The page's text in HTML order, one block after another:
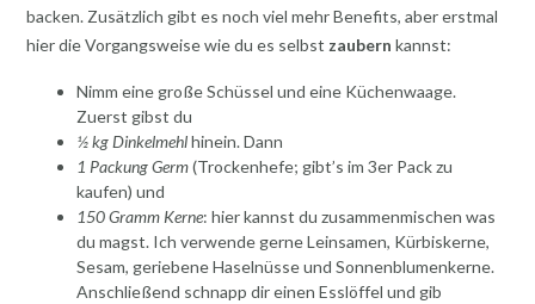
backen. Zusätzlich gibt es noch viel mehr Benefits, aber erstmal
hier die Vorgangsweise wie du es selbst zaubern kannst:
Nimm eine große Schüssel und eine Küchenwaage.
Zuerst gibst du
½ kg Dinkelmehlhinein. Dann
1 Packung Germ(Trockenhefe; gibt’s im 3er Pack zu
kaufen) und
150 Gramm Kerne: hier kannst du zusammenmischen was
du magst. Ich verwende gerne Leinsamen, Kürbiskerne,
Sesam, geriebene Haselnüsse und Sonnenblumenkerne.
Anschließend schnapp dir einen Esslöffel und gib